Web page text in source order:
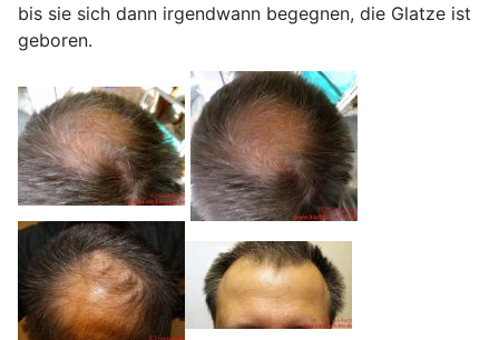
bis sie sich dann irgendwann begegnen, die Glatze ist
geboren.